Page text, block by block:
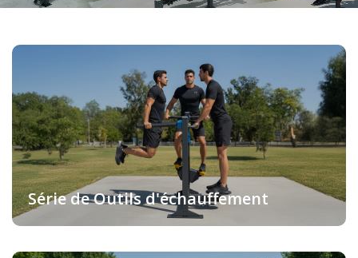
Série de Outils d'échauffement